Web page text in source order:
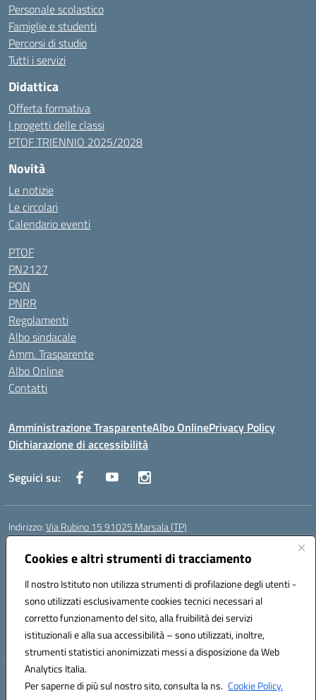
Cookies e altri strumenti di tracciamento
Il nostro Istituto non utilizza strumenti di profilazione degli utenti -
sono utilizzati esclusivamente cookies tecnici necessari al
corretto funzionamento del sito, alla fruibilità dei servizi
istituzionali e alla sua accessibilità – sono utilizzati, inoltre,
strumenti statistici anonimizzati messi a disposizione da Web
Analytics Italia.
Per saperne di più sul nostro sito, consulta la ns. Cookie Policy.
Personale scolastico
Famiglie e studenti
Percorsi di studio
Tutti i servizi
Didattica
Offerta formativa
I progetti delle classi
PTOF TRIENNIO 2025/2028
Novità
Le notizie
Le circolari
Calendario eventi
PTOF
PN2127
PON
PNRR
Regolamenti
Albo sindacale
Amm. Trasparente
Albo Online
Contatti
Amministrazione TrasparenteAlbo OnlinePrivacy Policy
Dichiarazione di accessibilità
Seguici su:
Indirizzo:Via Rubino 15 91025 Marsala (TP)
Centralino:
Posta elettronica certificata (PEC):TPIC83900G@pec.istruzione.it
Codice fiscale: 91032370818
Codice meccanografico:TPIC83900G
Codice Indice delle Pubbliche Amministrazioni (IPA): icggm
Codice unico di fatturazione (CUF): UFJKJ7
Hosting & Powered by 3D Solution S.r.l.
Concept & Design by Designers Italia